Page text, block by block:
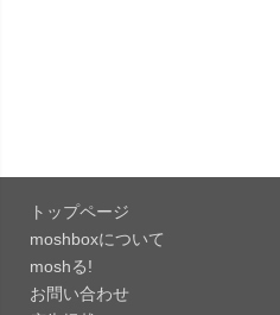
「Microsoft OneDrive
「Pokémon GO
トップページ
moshboxについて
moshる!
お問い合わせ